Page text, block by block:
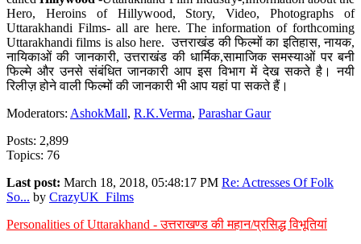
Hero, Heroins of Hillywood, Story, Video, Photographs of
Uttarakhandi Films- all are here. The information of forthcoming
Uttarakhandi films is also here. उत्तराखंड की फिल्मों का इतिहास, नायक,
नायिकाओं की जानकारी, उत्तराखंड की धार्मिक,सामाजिक समस्याओं पर बनी
फिल्मे और उनसे संबंधित जानकारी आप इस विभाग में देख सकते है। नयी
रिलीज़ होने वाली फिल्मों की जानकारी भी आप यहां पा सकते हैं।
Moderators: AshokMall, R.K.Verma, Parashar Gaur
Posts: 2,899
Topics: 76
Last post: March 18, 2018, 05:48:17 PM Re: Actresses Of Folk
So... by CrazyUK_Films
Personalities of Uttarakhand - उत्तराखण्ड की महान/प्रसिद्ध विभूतियां